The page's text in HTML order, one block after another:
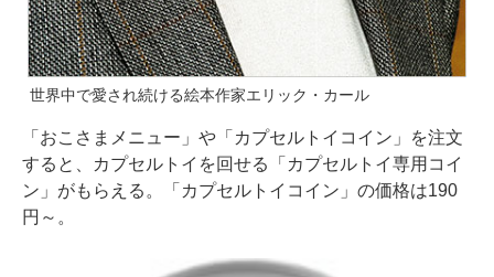
世界中で愛され続ける絵本作家エリック・カール
「おこさまメニュー」や「カプセルトイコイン」を注文
すると、カプセルトイを回せる「カプセルトイ専用コイ
ン」がもらえる。「カプセルトイコイン」の価格は190
円～。